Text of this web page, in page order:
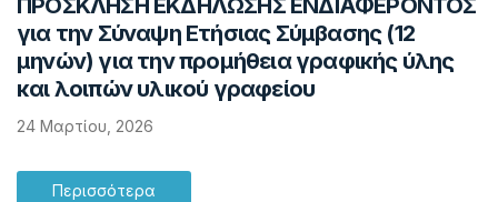
ΠΡΟΣΚΛΗΣΗ ΕΚΔΗΛΩΣΗΣ ΕΝΔΙΑΦΕΡΟΝΤΟΣ
για την Σύναψη Ετήσιας Σύμβασης (12
μηνών) για την προμήθεια γραφικής ύλης
και λοιπών υλικού γραφείου
24 Μαρτίου, 2026
Περισσότερα